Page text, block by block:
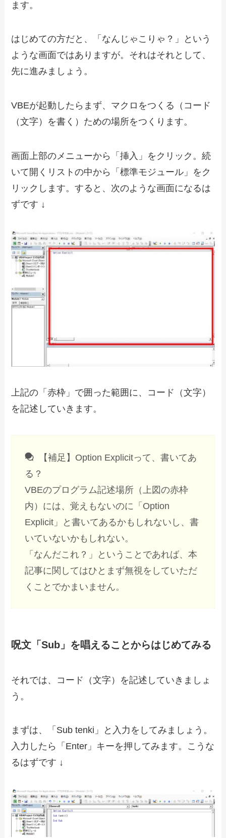
ます。
はじめての方だと、「なんじゃこりゃ？」という
ような画面ではありますが。それはそれとして、
先に進みましょう。
VBEが起動したらまず、マクロをつくる（コード
（文字）を書く）ための場所をつくります。
画面上部のメニューから「挿入」をクリック。続
いて開くリストの中から「標準モジュール」をク
リックします。すると、次のような画面になるは
ずです ↓
上記の「赤枠」で囲った範囲に、コード（文字）
を記述していきます。
【補足】Option Explicitって、書いてあ
る？
VBEのプログラム記述場所（上図の赤枠
内）には、覚えもないのに「Option
Explicit」と書いてあるかもしれないし、書
いていないかもしれない。
「なんだこれ？」ということであれば、本
記事に関してはひとまず無視をしていただ
くことでかまいません。
呪文「Sub」を唱えることからはじめてみる
それでは、コード（文字）を記述していきましょ
う。
まずは、「Sub tenki」と入力をしてみましょう。
入力したら「Enter」キーを押してみます。こうな
るはずです ↓